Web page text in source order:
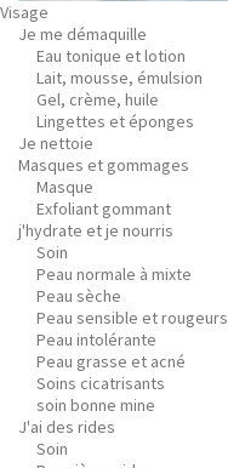
Visage
Je me démaquille
Eau tonique et lotion
Lait, mousse, émulsion
Gel, crème, huile
Lingettes et éponges
Je nettoie
Masques et gommages
Masque
Exfoliant gommant
j'hydrate et je nourris
Soin
Peau normale à mixte
Peau sèche
Peau sensible et rougeurs
Peau intolérante
Peau grasse et acné
Soins cicatrisants
soin bonne mine
J'ai des rides
Soin